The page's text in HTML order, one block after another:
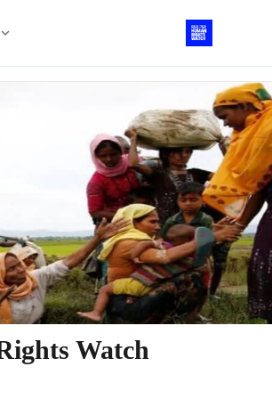
expand_more
Watch